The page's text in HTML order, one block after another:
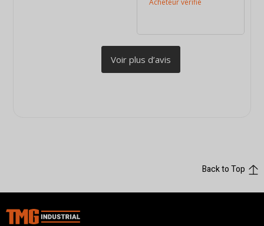
Back to Top